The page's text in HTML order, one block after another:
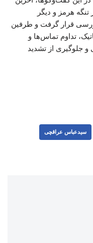
تنگه هرمز و دیگر
قرار گرفت و طرفین
تداوم تماس‌ها و
جلوگیری از تشدید
سیدعباس عراقچی